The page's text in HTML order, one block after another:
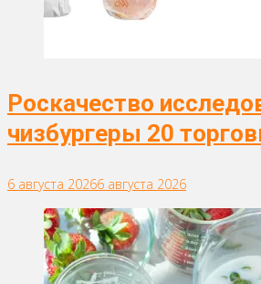
Роскачество
чизбургеры 20
6 августа 20266 августа 2026